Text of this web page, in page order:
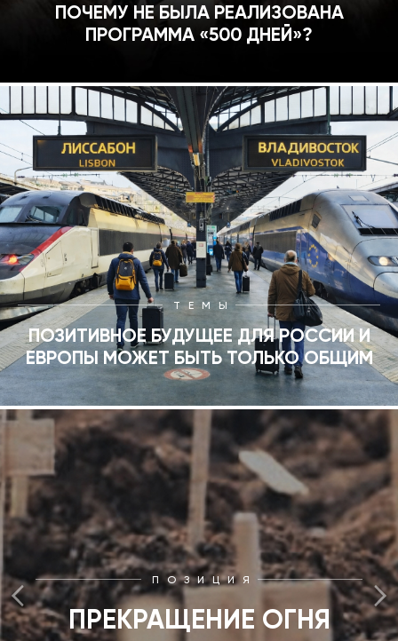
ПОЧЕМУ НЕ БЫЛА РЕАЛИЗОВАНА
ПРОГРАММА «500 ДНЕЙ»?
ТЕМЫ
ПОЗИТИВНОЕ БУДУЩЕЕ ДЛЯ РОССИИ И
ЕВРОПЫ МОЖЕТ БЫТЬ ТОЛЬКО ОБЩИМ
ПОЗИЦИЯ
ПРЕКРАЩЕНИЕ ОГНЯ